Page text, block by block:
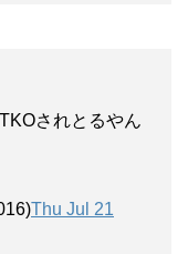
されとるやん
Thu Jul 21